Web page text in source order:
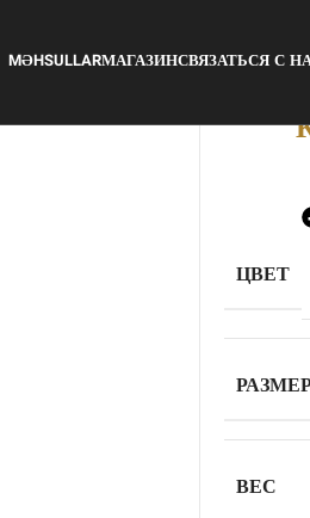
MƏHSULLARМАГАЗИНСВЯЗАТЬСЯ С
ЦВЕТ
ВЕС